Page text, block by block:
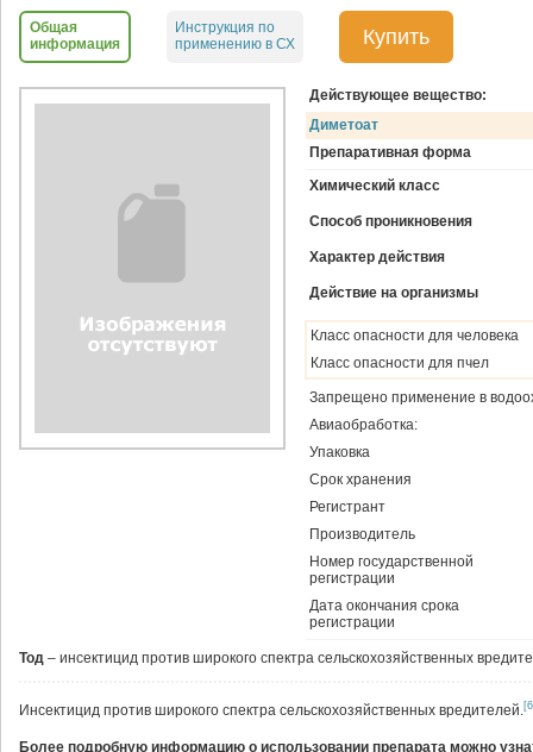
Общая
информация
Инструкция по
применению в СХ
Купить
Действующее вещество:
Диметоат
Препаративная форма
Химический класс
Способ проникновения
Характер действия
Действие на организмы
Класс опасности для человека
Класс опасности для пчел
Запрещено применение в
Авиаобработка:
Упаковка
Срок хранения
Регистрант
Производитель
Номер государственной
регистрации
Дата окончания срока
регистрации
Тод – инсектицид против широкого спектра сельскохозяйственных
Инсектицид против широкого спектра сельскохозяйственных вредителей.
Более подробную информацию о использовании препарата можно